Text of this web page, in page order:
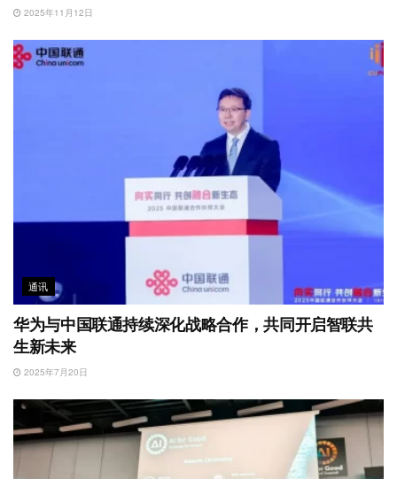
2025年11月12日
通讯
华为与中国联通持续深化战略合作，共同开启智联共
生新未来
2025年7月20日